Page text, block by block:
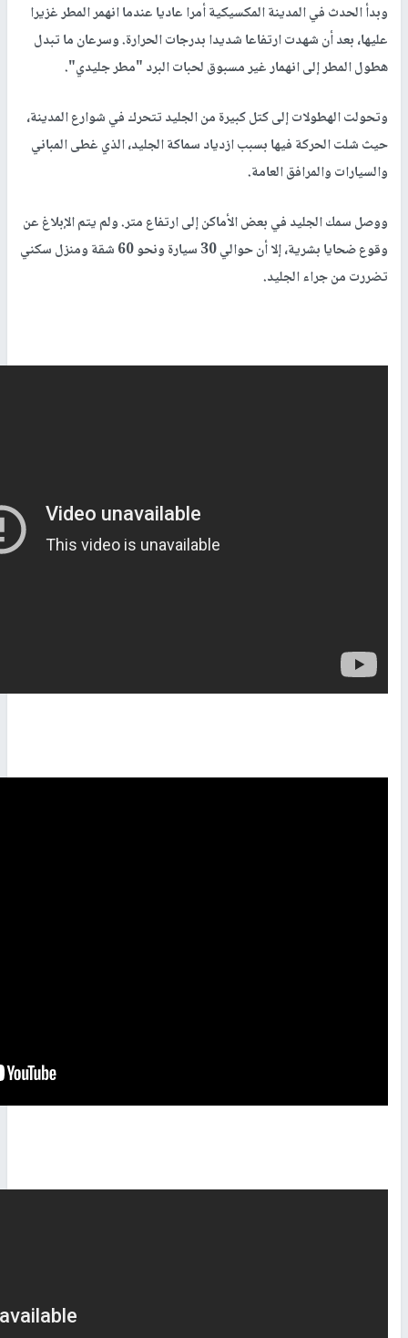
وبدأ الحدث في المدينة المكسيكية أمرا عاديا عندما انهمر المطر غزيرا
عليها، بعد أن شهدت ارتفاعا شديدا بدرجات الحرارة. وسرعان ما تبدل
هطول المطر إلى انهمار غير مسبوق لحبات البرد "مطر جليدي".
وتحولت الهطولات إلى كتل كبيرة من الجليد تتحرك في شوارع المدينة،
حيث شلت الحركة فيها بسبب ازدياد سماكة الجليد، الذي غطى المباني
والسيارات والمرافق العامة.
ووصل سمك الجليد في بعض الأماكن إلى ارتفاع متر. ولم يتم الإبلاغ عن
وقوع ضحايا بشرية، إلا أن حوالي 30 سيارة ونحو 60 شقة ومنزل سكني
تضررت من جراء الجليد.